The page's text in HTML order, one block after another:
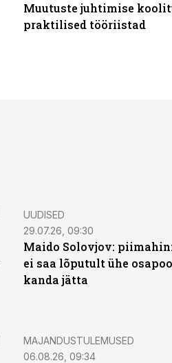
Muutuste juhtimise
praktilised tööriistad
UUDISED
29.07.26, 09:30
Maido Solovjov:
ei saa lõputult ühe
kanda jätta
MAJANDUSTULEMUSED
06.08.26, 09:34